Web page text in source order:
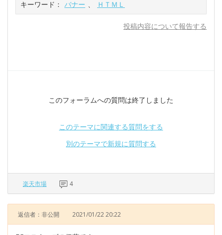
キーワード： バナー 、 ＨＴＭＬ
投稿内容について報告する
このフォーラムへの質問は終了しました
このテーマに関連する質問をする
別のテーマで新規に質問する
楽天市場 4
返信者：非公開 2021/01/22 20:22